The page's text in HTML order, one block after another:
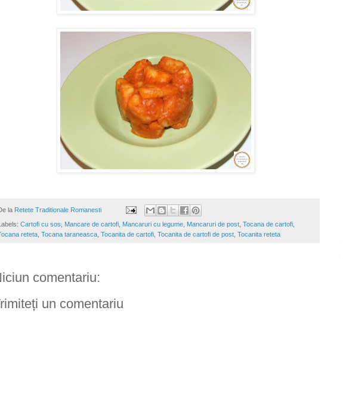
la Retete Traditionale Romanesti
Cartofi cu sos Mancare de cartofi Mancaruri cu legume Mancaruri de post Tocana de cartofi
reteta Tocana taraneasca Tocanita de cartofi Tocanita de cartofi de post Tocanita reteta
comentariu:
un comentariu